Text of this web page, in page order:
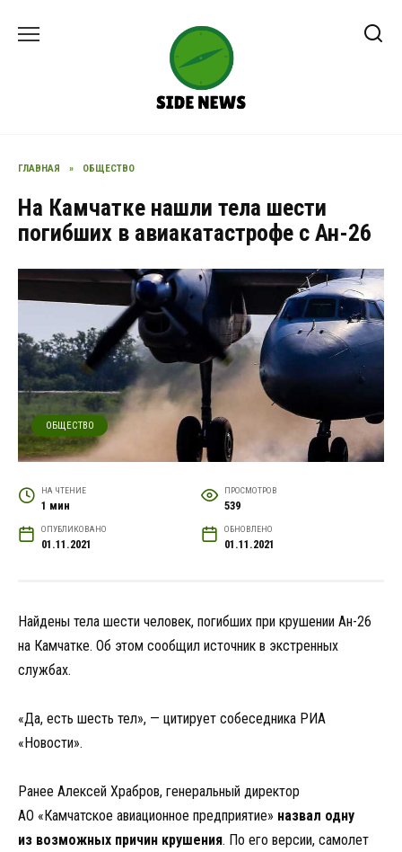
ГЛАВНАЯ » ОБЩЕСТВО
На Камчатке нашли тела шести
погибших в авиакатастрофе с Ан-26
ОБЩЕСТВО
НА ЧТЕНИЕ
1 мин
ПРОСМОТРОВ
539
ОПУБЛИКОВАНО
01.11.2021
ОБНОВЛЕНО
01.11.2021
Найдены тела шести человек, погибших при крушении Ан-26
на Камчатке. Об этом сообщил источник в экстренных
службах.
«Да, есть шесть тел», — цитирует собеседника РИА
«Новости».
Ранее Алексей Храбров, генеральный директор
АО «Камчатское авиационное предприятие» назвал одну
из возможных причин крушения. По его версии, самолет